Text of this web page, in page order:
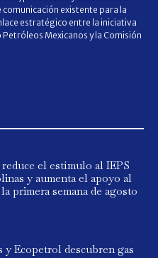
existente para la
estratégico entre la iniciativa
Mexicanos y la Comisión
reduce el estímulo al IEPS
y aumenta el apoyo al
primera semana de agosto
y Ecopetrol descubren gas